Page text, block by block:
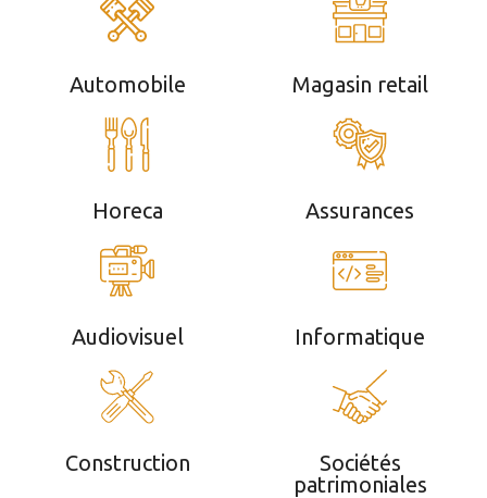
Automobile Magasin retail
Horeca Assurances
Audiovisuel Informatique
Construction
Sociétés
patrimoniales